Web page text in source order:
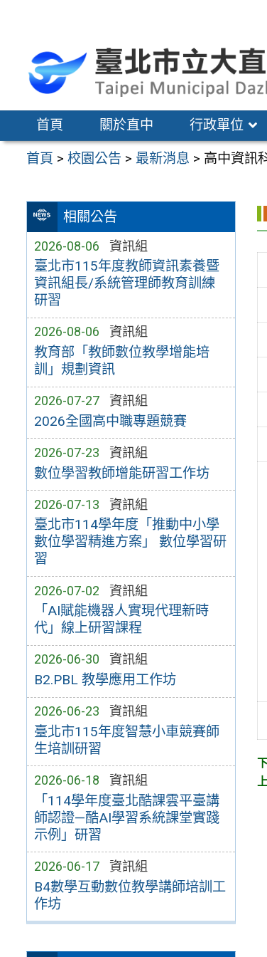
區
首頁 關於直中 行政單位
首頁 >校園公告 > 最新消息 > 高中資訊
相關公告
2026-08-06 資訊組
臺北市115年度教師資訊素養暨
資訊組長/系統管理師教育訓練
研習
2026-08-06 資訊組
教育部「教師數位教學增能培
訓」規劃資訊
2026-07-27 資訊組
2026全國高中職專題競賽
2026-07-23 資訊組
數位學習教師增能研習工作坊
2026-07-13 資訊組
臺北市114學年度「推動中小學
數位學習精進方案」 數位學習研
習
2026-07-02 資訊組
「AI賦能機器人實現代理新時
代」線上研習課程
2026-06-30 資訊組
B2.PBL 教學應用工作坊
2026-06-23 資訊組
臺北市115年度智慧小車競賽師
生培訓研習
2026-06-18 資訊組
「114學年度臺北酷課雲平臺講
師認證—酷AI學習系統課堂實踐
示例」研習
2026-06-17 資訊組
B4數學互動數位教學講師培訓工
作坊